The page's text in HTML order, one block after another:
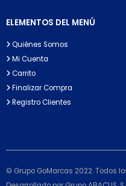
ELEMENTOS DEL MENÚ
Quiénes Somos
Mi Cuenta
Carrito
Finalizar Compra
Registro Clientes
© Grupo GoMarcas 2022. Todos